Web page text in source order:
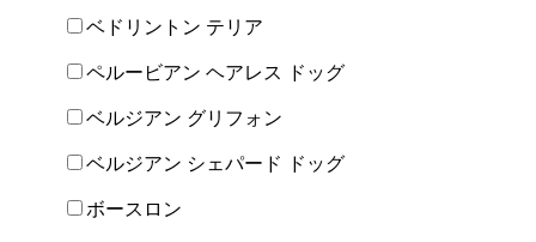
ベドリントン テリア
ペルービアン ヘアレス ドッグ
ベルジアン グリフォン
ベルジアン シェパード ドッグ
ボースロン